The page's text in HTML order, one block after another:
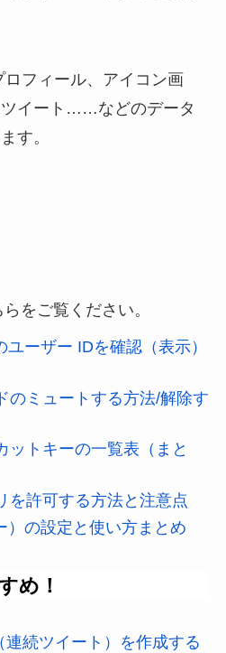
フィール、アイコン画
イート……などのデータ
す。
をご覧ください。
ーザー IDを確認（表示）
のミュートする方法/解除す
ットキーの一覧表（まと
を許可する方法と注意点
）の設定と使い方まとめ
め！
続ツイート）を作成する